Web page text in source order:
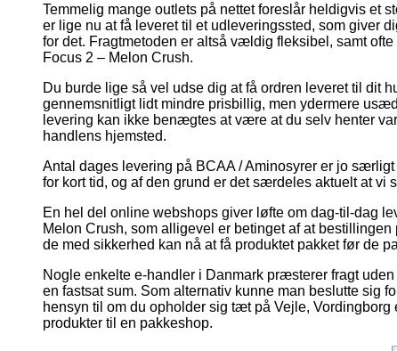
Temmelig mange outlets på nettet foreslår heldigvis et
er lige nu at få leveret til et udleveringssted, som giver
for det. Fragtmetoden er altså vældig fleksibel, samt
Focus 2 – Melon Crush.
Du burde lige så vel udse dig at få ordren leveret til dit
gennemsnitligt lidt mindre prisbillig, men ydermere
levering kan ikke benægtes at være at du selv henter
handlens hjemsted.
Antal dages levering på BCAA / Aminosyrer er jo
for kort tid, og af den grund er det særdeles aktuelt at
En hel del online webshops giver løfte om dag-til-dag
Melon Crush, som alligevel er betinget af at
de med sikkerhed kan nå at få produktet pakket før de
Nogle enkelte e-handler i Danmark præsterer fragt
en fastsat sum. Som alternativ kunne man beslutte sig
hensyn til om du opholder sig tæt på Vejle,
produkter til en pakkeshop.